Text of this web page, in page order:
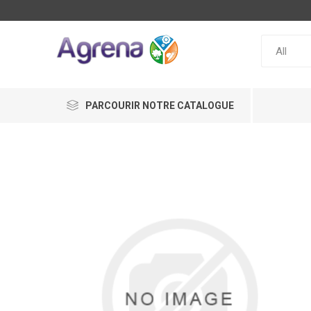
PARCOURIR NOTRE CATALOGUE